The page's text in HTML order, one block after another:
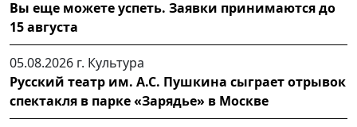
Вы еще можете успеть. Заявки принимаются до
15 августа
05.08.2026 г. Культура
Русский театр им. А.С. Пушкина сыграет отрывок
спектакля в парке «Зарядье» в Москве